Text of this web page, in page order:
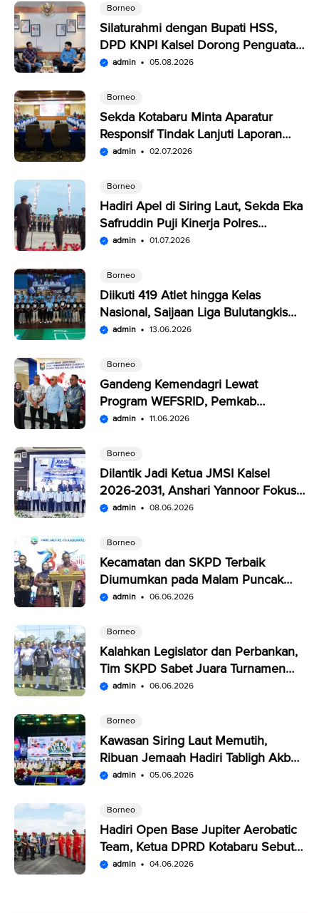
Borneo
Silaturahmi dengan Bupati HSS,
DPD KNPI Kalsel Dorong Penguatan
SDM Pemuda
admin 05.08.2026
Borneo
Sekda Kotabaru Minta Aparatur
Responsif Tindak Lanjuti Laporan
Warga di SP4N-LAPOR
admin 02.07.2026
Borneo
Hadiri Apel di Siring Laut, Sekda Eka
Safruddin Puji Kinerja Polres
Kotabaru
admin 01.07.2026
Borneo
Diikuti 419 Atlet hingga Kelas
Nasional, Saijaan Liga Bulutangkis
Memperebutkan Rp109,5 Juta
admin 13.06.2026
Borneo
Gandeng Kemendagri Lewat
Program WEFSRID, Pemkab
Kotabaru Targetkan Petani Panen 3
admin 11.06.2026
Borneo
Dilantik Jadi Ketua JMSI Kalsel
2026-2031, Anshari Yannoor Fokus
Verifikasi Perusahaan Pers
admin 08.06.2026
Borneo
Kecamatan dan SKPD Terbaik
Diumumkan pada Malam Puncak
Penutupan Expo Saijaan Kotabaru
admin 06.06.2026
Borneo
Kalahkan Legislator dan Perbankan,
Tim SKPD Sabet Juara Turnamen
Segitiga Kotabaru
admin 06.06.2026
Borneo
Kawasan Siring Laut Memutih,
Ribuan Jemaah Hadiri Tabligh Akbar
HUT Kabupaten Kotabaru
admin 05.06.2026
Borneo
Hadiri Open Base Jupiter Aerobatic
Team, Ketua DPRD Kotabaru Sebut
Penampilan JAT Luar Biasa
admin 04.06.2026